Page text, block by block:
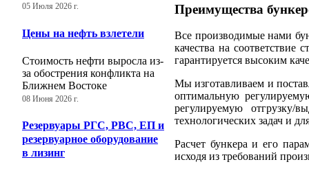
05 Июля 2026 г.
Цены на нефть взлетели
Стоимость нефти выросла из-
за обострения конфликта на
Ближнем Востоке
08 Июня 2026 г.
Резервуары РГС, РВС, ЕП и
резервуарное оборудование
в лизинг
Преимущества
Все производимые нами
качества на
гарантируется высоким
Мы изготавливаем и
оптимальную
регулируемую
технологических задач и
Расчет бункера и его
исходя из требований